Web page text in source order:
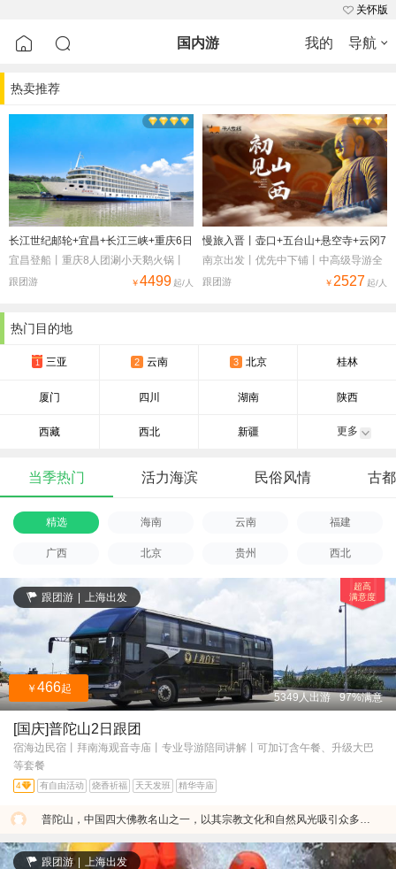
关怀版
国内游 我的 导航
首页
跟团游 周边游
自助游 邮轮 自驾游
景点门票 签证 酒店
火车票 汽车票
热卖推荐
长江世纪邮轮+宜昌+长江三峡+重庆6日
宜昌登船丨重庆8人团涮小天鹅火锅丨
五鉆酒店1晚丨登船晚餐丨码头行李搬
跟团游 ￥4499 起/人
慢旅入晋丨壶口+五台山+悬空寺+云冈7
日
南京出发丨优先中下铺丨中高级导游全
程精讲丨12人限升2+1保姆车丨大同铜
跟团游 ￥ 2527 起/人
热门目的地
1 三亚 2 云南 3 北京 桂林
厦门 四川 湖南 陕西
西藏 西北 新疆 更多
当季热门 活力海滨 民俗风情 古
精选 海南 云南 福建
广西 北京 贵州 西北
5349人出游 97%满意
跟团游 | 上海出发
￥ 466起
超高
满意度
[国庆]普陀山2日跟团
宿海边民宿丨拜南海观音寺庙丨专业导游陪同讲解丨可加订含午餐、升级大巴
等套餐
4 有自由活动 烧香祈福 天天发班 精华寺庙
普陀山，中国四大佛教名山之一，以其宗教文化和自然风光吸引众多游客。
跟团游 | 上海出发